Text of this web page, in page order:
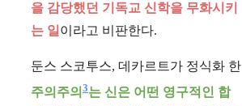
을 감당했던 기독교 신학을 무화시키
는 일 이라고 비판한다.
둔스 스코투스, 데카르트가 정식화 한
주의주의 3는 신은 어떤 영구적인 합